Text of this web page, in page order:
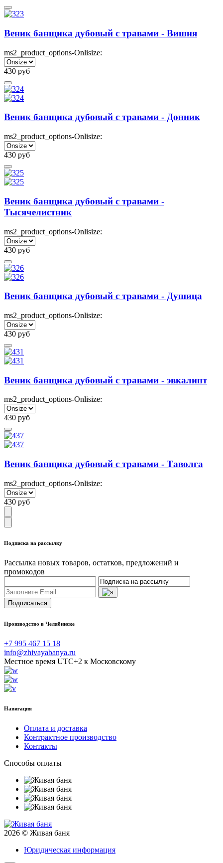
Веник банщика дубовый с травами - Вишня
ms2_product_options-Onlisize:
430 руб
Веник банщика дубовый с травами - Донник
ms2_product_options-Onlisize:
430 руб
Веник банщика дубовый с травами -
Тысячелистник
ms2_product_options-Onlisize:
430 руб
Веник банщика дубовый с травами - Душица
ms2_product_options-Onlisize:
430 руб
Веник банщика дубовый с травами - эвкалипт
ms2_product_options-Onlisize:
430 руб
Веник банщика дубовый с травами - Таволга
ms2_product_options-Onlisize:
430 руб
Подписка на рассылку
Рассылка новых товаров, остатков, предложений и
промокодов
Подписаться
Производство в Челябинске
+7 995 467 15 18
info@zhivayabanya.ru
Местное время UTC+2 к Московскому
Навигация
Оплата и доставка
Контрактное производство
Контакты
Способы оплаты
2026 © Живая баня
Юридическая информация